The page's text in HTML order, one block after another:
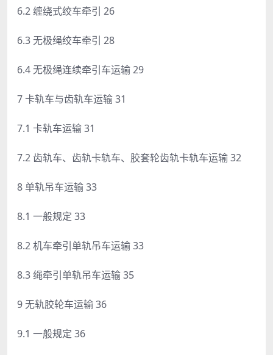
6.2 缠绕式绞车牵引 26
6.3 无极绳绞车牵引 28
6.4 无极绳连续牵引车运输 29
7 卡轨车与齿轨车运输 31
7.1 卡轨车运输 31
7.2 齿轨车、齿轨卡轨车、胶套轮齿轨卡轨车运输 32
8 单轨吊车运输 33
8.1 一般规定 33
8.2 机车牵引单轨吊车运输 33
8.3 绳牵引单轨吊车运输 35
9 无轨胶轮车运输 36
9.1 一般规定 36